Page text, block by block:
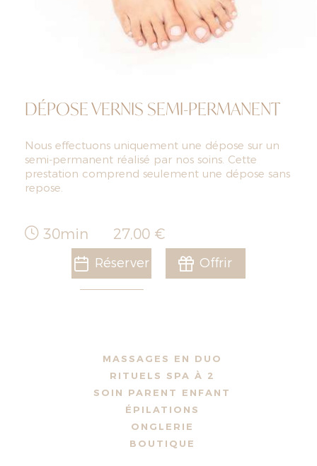
DÉPOSE VERNIS SEMI-PERMANENT
Nous effectuons uniquement une dépose sur un
semi-permanent réalisé par nos soins. Cette
prestation comprend seulement une dépose sans
repose.
30min 27,00 €
Réserver Offrir
MASSAGES EN DUO
RITUELS SPA À 2
SOIN PARENT ENFANT
ÉPILATIONS
ONGLERIE
BOUTIQUE